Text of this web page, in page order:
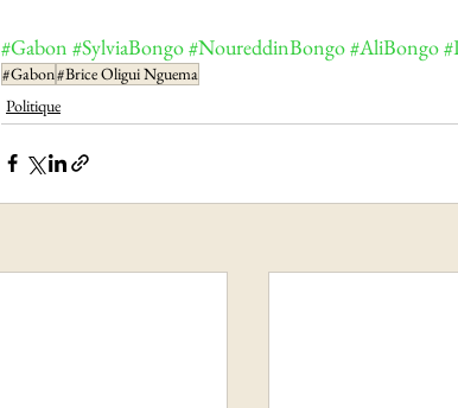
#Gabon #SylviaBongo#NoureddinBongo#AliBongo
#Gabon#Brice Oligui Nguema
Politique